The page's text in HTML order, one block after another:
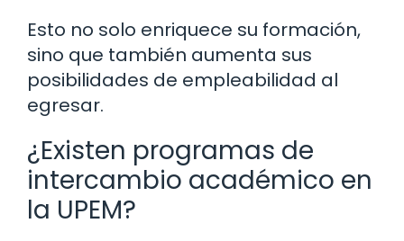
Esto no solo enriquece su formación,
sino que también aumenta sus
posibilidades de empleabilidad al
egresar.
¿Existen programas de
intercambio académico en
la UPEM?